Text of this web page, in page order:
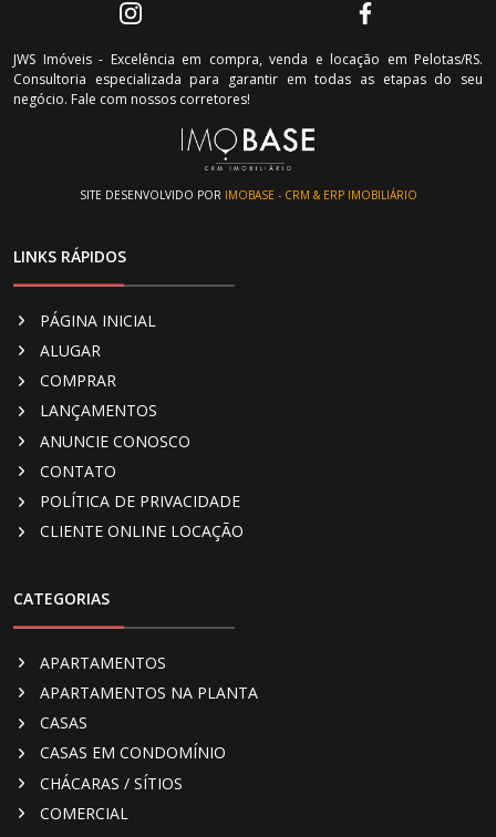
JWS Imóveis - Excelência em compra, venda e locação em Pelotas/RS.
Consultoria especializada para garantir em todas as etapas do seu
negócio. Fale com nossos corretores!
SITE DESENVOLVIDO POR IMOBASE - CRM & ERP IMOBILIÁRIO
LINKS RÁPIDOS
PÁGINA INICIAL
ALUGAR
COMPRAR
LANÇAMENTOS
ANUNCIE CONOSCO
CONTATO
POLÍTICA DE PRIVACIDADE
CLIENTE ONLINE LOCAÇÃO
CATEGORIAS
APARTAMENTOS
APARTAMENTOS NA PLANTA
CASAS
CASAS EM CONDOMÍNIO
CHÁCARAS / SÍTIOS
COMERCIAL